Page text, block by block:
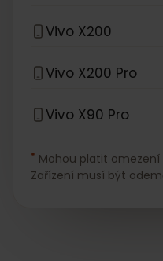
Vivo X200
Vivo X200 Pro
Vivo X90 Pro
* Mohou platit
Zařízení musí být